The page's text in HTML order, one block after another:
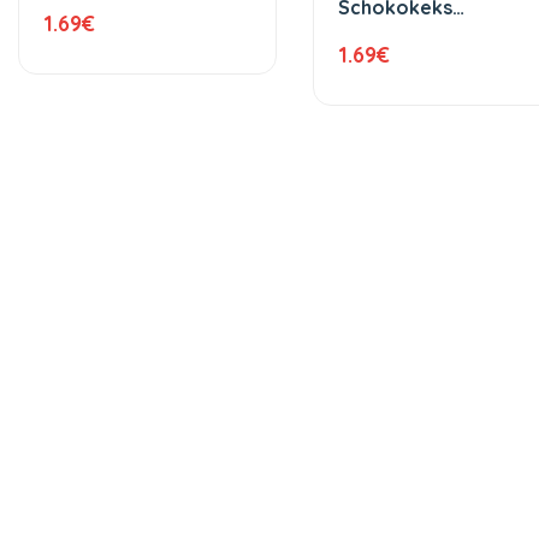
1.69€
Schokokeks
mit Kirschcreme 184 g
1.69€